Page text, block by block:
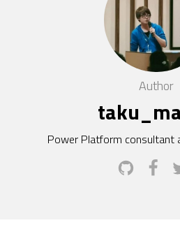
Author
Power Platform consultant